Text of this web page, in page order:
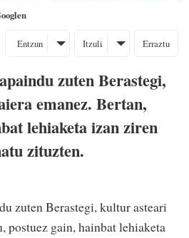
Entzun Itzuli Erraztu
zuten Berastegi,
emanez. Bertan,
lehiaketa izan ziren
zituzten.
zuten Berastegi, kultur asteari
postuez gain, hainbat lehiaketa